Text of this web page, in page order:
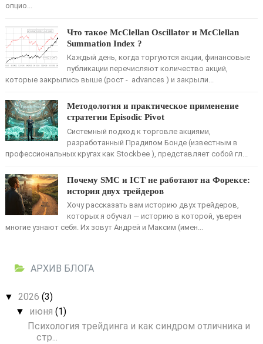
опцио...
Что такое McClellan Oscillator и McClellan
Summation Index ?
Каждый день, когда торгуются акции, финансовые
публикации перечисляют количество акций,
которые закрылись выше (рост - advances ) и закрыли...
Методология и практическое применение
стратегии Episodic Pivot
Системный подход к торговле акциями,
разработанный Прадипом Бонде (известным в
профессиональных кругах как Stockbee ), представляет собой гл...
Почему SMC и ICT не работают на Форексе:
история двух трейдеров
Хочу рассказать вам историю двух трейдеров,
которых я обучал — историю в которой, уверен
многие узнают себя. Их зовут Андрей и Максим (имен...
АРХИВ БЛОГА
▼ 2026 (3)
▼ июня(1)
Психология трейдинга и как синдром отличника и
стр...